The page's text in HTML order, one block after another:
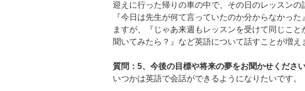
迎えに行った帰りの車の中で、その日のレッスンの
『今日は先生が何て言っていたのか分からなかった
ますが、『じゃあ来週もレッスンを受けて同じこと
聞いてみたら？』など英語について話すことが増え
質問：5、今後の目標や将来の夢をお聞かせください
いつかは英語で会話ができるようになりたいです。